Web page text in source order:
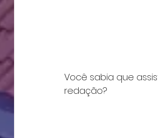
Você sabia que
redação?